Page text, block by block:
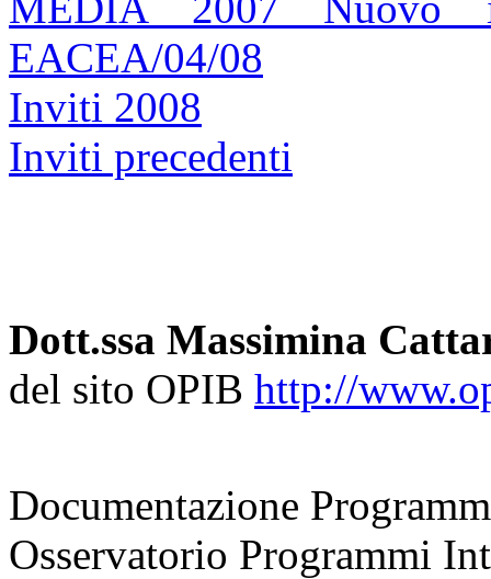
EACEA/04/08
Inviti 2008
Inviti precedenti
Dott.ssa Massimina
del sito OPIB http://
Documentazione
Osservatorio Programmi